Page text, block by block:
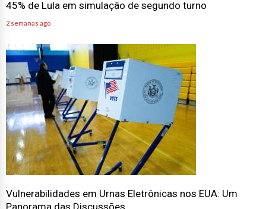
45% de Lula em simulação de segundo turno
2 semanas ago
Vulnerabilidades em Urnas Eletrônicas nos EUA: Um
Panorama das Discussões